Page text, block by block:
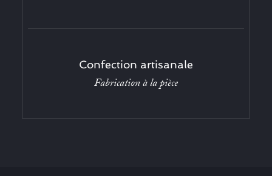
Confection artisanale
Fabrication à la pièce